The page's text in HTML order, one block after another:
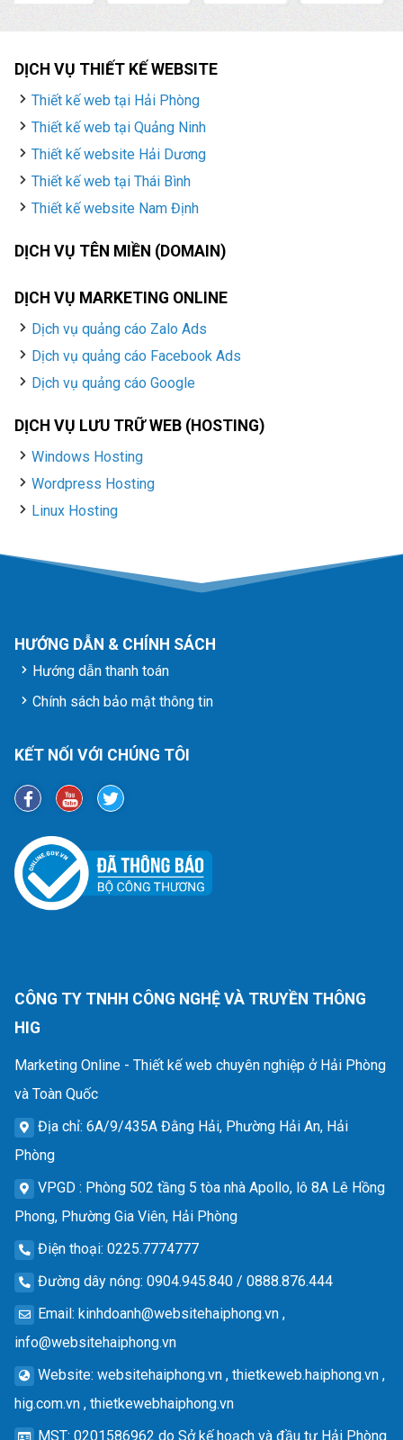
DỊCH VỤ THIẾT KẾ WEBSITE
Thiết kế web tại Hải Phòng
Thiết kế web tại Quảng Ninh
Thiết kế website Hải Dương
Thiết kế web tại Thái Bình
Thiết kế website Nam Định
DỊCH VỤ TÊN MIỀN (DOMAIN)
DỊCH VỤ MARKETING ONLINE
Dịch vụ quảng cáo Zalo Ads
Dịch vụ quảng cáo Facebook Ads
Dịch vụ quảng cáo Google
DỊCH VỤ LƯU TRỮ WEB (HOSTING)
Windows Hosting
Wordpress Hosting
Linux Hosting
HƯỚNG DẪN & CHÍNH SÁCH
Hướng dẫn thanh toán
Chính sách bảo mật thông tin
KẾT NỐI VỚI CHÚNG TÔI
CÔNG TY TNHH CÔNG NGHỆ VÀ TRUYỀN THÔNG
HIG
Marketing Online - Thiết kế web chuyên nghiệp ở Hải Phòng
và Toàn Quốc
Địa chỉ: 6A/9/435A Đằng Hải, Phường Hải An, Hải
Phòng
VPGD : Phòng 502 tầng 5 tòa nhà Apollo, lô 8A Lê Hồng
Phong, Phường Gia Viên, Hải Phòng
Điện thoại: 0225.7774777
Đường dây nóng: 0904.945.840 / 0888.876.444
Email: kinhdoanh@websitehaiphong.vn ,
info@websitehaiphong.vn
Website: websitehaiphong.vn , thietkeweb.haiphong.vn ,
hig.com.vn , thietkewebhaiphong.vn
MST: 0201586962 do Sở kế hoạch và đầu tư Hải Phòng